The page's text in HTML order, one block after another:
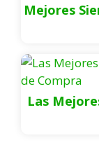
Mejores
Las